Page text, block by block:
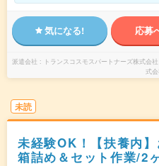
気になる! 応募
派遣会社
トランスコスモスパートナーズ株式会
式会
未読
未経験OK！【扶養内
箱詰め＆セット作業/2